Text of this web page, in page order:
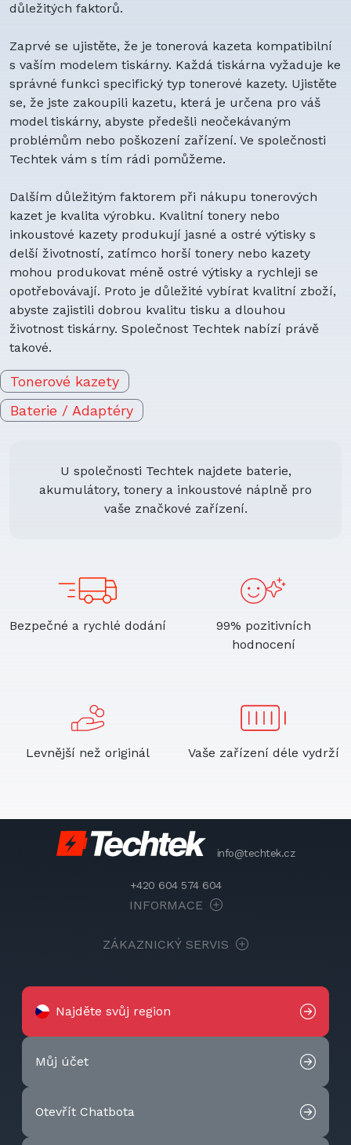
důležitých faktorů.
Zaprvé se ujistěte, že je tonerová kazeta kompatibilní
s vaším modelem tiskárny. Každá tiskárna vyžaduje ke
správné funkci specifický typ tonerové kazety. Ujistěte
se, že jste zakoupili kazetu, která je určena pro váš
model tiskárny, abyste předešli neočekávaným
problémům nebo poškození zařízení. Ve společnosti
Techtek vám s tím rádi pomůžeme.
Dalším důležitým faktorem při nákupu tonerových
kazet je kvalita výrobku. Kvalitní tonery nebo
inkoustové kazety produkují jasné a ostré výtisky s
delší životností, zatímco horší tonery nebo kazety
mohou produkovat méně ostré výtisky a rychleji se
opotřebovávají. Proto je důležité vybírat kvalitní zboží,
abyste zajistili dobrou kvalitu tisku a dlouhou
životnost tiskárny. Společnost Techtek nabízí právě
takové.
Tonerové kazety
Baterie / Adaptéry
U společnosti Techtek najdete baterie,
akumulátory, tonery a inkoustové náplně pro
vaše značkové zařízení.
Bezpečné a rychlé dodání
99% pozitivních
hodnocení
Levnější než originál Vaše zařízení déle vydrží
info@techtek.cz
+420 604 574 604
INFORMACE
ZÁKAZNICKÝ SERVIS
Najděte svůj region
Můj účet
Otevřít Chatbota